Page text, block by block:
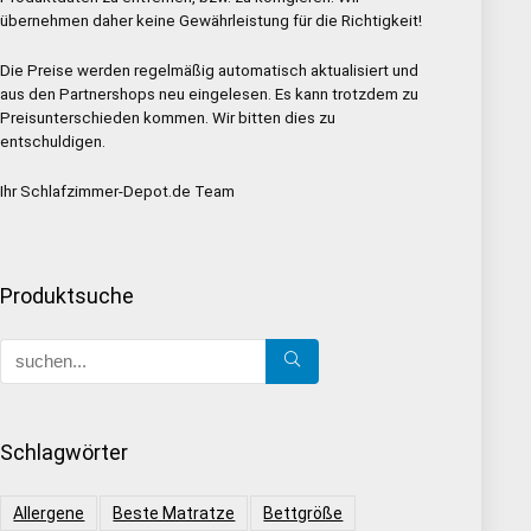
übernehmen daher keine Gewährleistung für die Richtigkeit!
Die Preise werden regelmäßig automatisch aktualisiert und
aus den Partnershops neu eingelesen. Es kann trotzdem zu
Preisunterschieden kommen. Wir bitten dies zu
entschuldigen.
Ihr Schlafzimmer-Depot.de Team
Produktsuche
Schlagwörter
Allergene Beste Matratze
Bettgröße